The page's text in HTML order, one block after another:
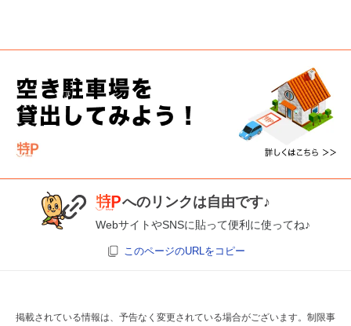
へのリンクは自由です♪
WebサイトやSNSに貼って便利に使ってね♪
このページのURLをコピー
掲載されている情報は、予告なく変更されている場合がございます。制限事